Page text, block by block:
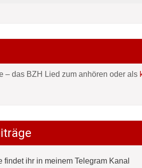
– das BZH Lied zum anhören oder als
findet ihr in meinem Telegram Kanal